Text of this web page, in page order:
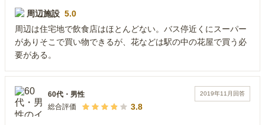
周辺施設 5.0
周辺は住宅地で飲食店はほとんどない。バス停近くにスーパー
がありそこで買い物できるが、花などは駅の中の花屋で買う必
要がある。
2019年11月 回答
60代 ・ 男性
総合評価
3.8